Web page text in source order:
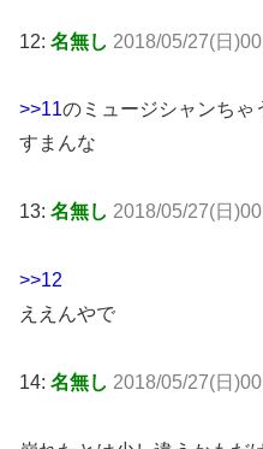
12: 名無し 2018/05/27(日
>>11のミュージシャンちゃ
すまんな
13: 名無し 2018/05/27(日
>>12
ええんやで
14: 名無し 2018/05/27(日